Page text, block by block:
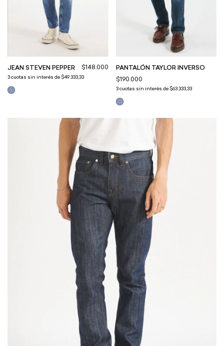
JEAN STEVEN PEPPER $148.000
3cuotas sin interés de $49.333,33
PANTALÓN TAYLOR INVERSO
$190.000
3 cuotas sin interés de $63.333,33